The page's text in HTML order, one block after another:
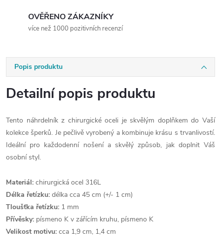
OVĚŘENO ZÁKAZNÍKY
více než 1000 pozitivních recenzí
Popis produktu
Detailní popis produktu
Tento náhrdelník z chirurgické oceli je skvělým doplňkem do Vaší
kolekce šperků. Je pečlivě vyrobený a kombinuje krásu s trvanlivostí.
Ideální pro každodenní nošení a skvělý způsob, jak doplnit Váš
osobní styl.
Materiál: chirurgická ocel 316L
Délka řetízku: délka cca 45 cm (+/- 1 cm)
Tloušťka řetízku: 1 mm
Přívěsky: písmeno K v zářícím kruhu, písmeno K
Velikost motivu: cca 1,9 cm, 1,4 cm